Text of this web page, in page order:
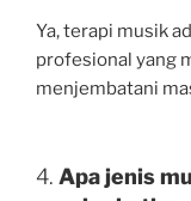
Ya, terapi musik
profesional yang
menjembatani
4. Apa jenis